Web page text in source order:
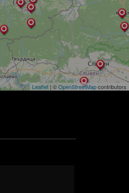
Leaflet | ©OpenStreetMapcontributors